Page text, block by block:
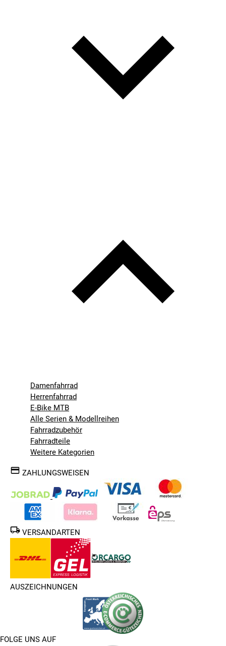
Damenfahrrad
Herrenfahrrad
E-Bike MTB
Alle Serien & Modellreihen
Fahrradzubehör
Fahrradteile
Weitere Kategorien
ZAHLUNGSWEISEN
VERSANDARTEN
AUSZEICHNUNGEN
FOLGE UNS AUF